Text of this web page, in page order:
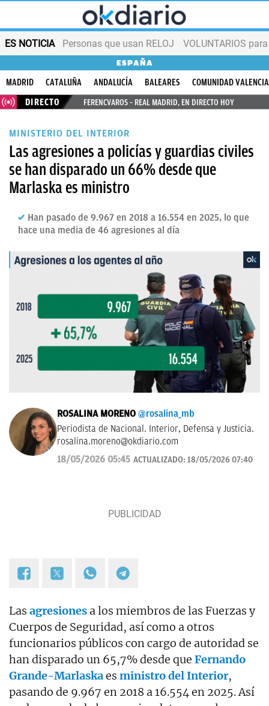
ES NOTICIA Personas que usan RELOJ VOLUNTARIOS
ESPAÑA
MADRID CATALUÑA ANDALUCÍA BALEARES
COMUNIDAD
DIRECTO
FERENCVAROS – REAL MADRID, EN DIRECTO HOY
MINISTERIO DEL INTERIOR
Las agresiones a policías y guardias civiles
se han disparado un 66% desde que
Marlaska es ministro
Han pasado de 9.967 en 2018 a 16.554 en 2025, lo que
hace una media de 46 agresiones al día
ROSALINA MORENO @rosalina_mb
Periodista de Nacional. Interior, Defensa y Justicia.
rosalina.moreno@okdiario.com
18/05/2026 05:45 ACTUALIZADO: 18/05/2026 07:40
Las agresiones a los miembros de las Fuerzas y
Cuerpos de Seguridad, así como a otros
funcionarios públicos con cargo de autoridad se
han disparado un 65,7% desde que Fernando
Grande-Marlaskaes ministro del Interior,
pasando de 9.967 en 2018 a 16.554 en 2025. Así